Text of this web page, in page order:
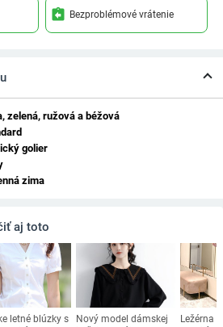
assignment_return Bezproblémové vrátenie
zelená, ružová a béžová
golier
zima
aj toto
letné blúzky s
Nový model dámskej
Ležérna